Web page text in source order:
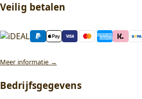
Veilig betalen
Meer informatie →
Bedrijfsgegevens